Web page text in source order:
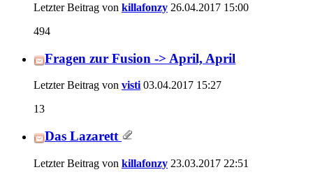
Letzter Beitrag von killafonzy 26.04.2017 15:00
494
Fragen zur Fusion -> April, April
Letzter Beitrag von visti 03.04.2017 15:27
13
Das Lazarett
Letzter Beitrag von killafonzy 23.03.2017 22:51